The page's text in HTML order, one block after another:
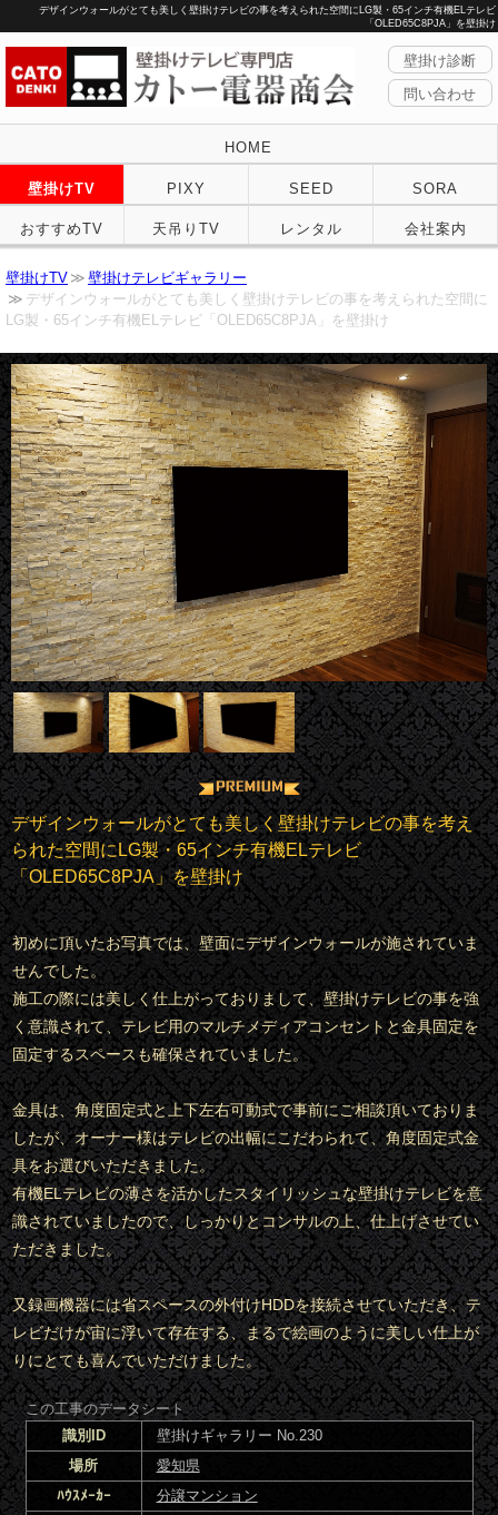
デザインウォールがとても美しく壁掛けテレビの事を考えられた空間にLG製・65インチ有機ELテレビ
「OLED65C8PJA」を壁掛け
壁掛け診断
問い合わせ
HOME
壁掛けTV PIXY SEED SORA
おすすめTV 天吊りTV レンタル 会社案内
壁掛けTV
壁掛けテレビギャラリー
デザインウォールがとても美しく壁掛けテレビの事を考えられた空間に
LG製・65インチ有機ELテレビ「OLED65C8PJA」を壁掛け
デザインウォールがとても美しく壁掛けテレビの事を考え
られた空間にLG製・65インチ有機ELテレビ
「OLED65C8PJA」を壁掛け
初めに頂いたお写真では、壁面にデザインウォールが施されていま
せんでした。
施工の際には美しく仕上がっておりまして、壁掛けテレビの事を強
く意識されて、テレビ用のマルチメディアコンセントと金具固定を
固定するスペースも確保されていました。
金具は、角度固定式と上下左右可動式で事前にご相談頂いておりま
したが、オーナー様はテレビの出幅にこだわられて、角度固定式金
具をお選びいただきました。
有機ELテレビの薄さを活かしたスタイリッシュな壁掛けテレビを意
識されていましたので、しっかりとコンサルの上、仕上げさせてい
ただきました。
又録画機器には省スペースの外付けHDDを接続させていただき、テ
レビだけが宙に浮いて存在する、まるで絵画のように美しい仕上が
りにとても喜んでいただけました。
この工事のデータシート
識別ID
壁掛けギャラリー No.230
場所
愛知県
ﾊｳｽﾒｰｶｰ
分譲マンション